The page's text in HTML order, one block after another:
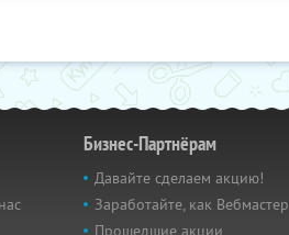
Бизнес-Партнёрам
Давайте сделаем акцию!
Заработайте, как Вебмастер
Прошедшие акции